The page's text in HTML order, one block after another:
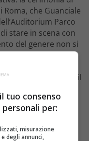
che Guanciale
Parco
stare in scena con
del genere non si
a un altro: la
dell’apertura dice
con la città e con il
trova ogni anno il
si può verificare sul
, è uno degli
tuo consenso
per:
misurazione
degli annunci,